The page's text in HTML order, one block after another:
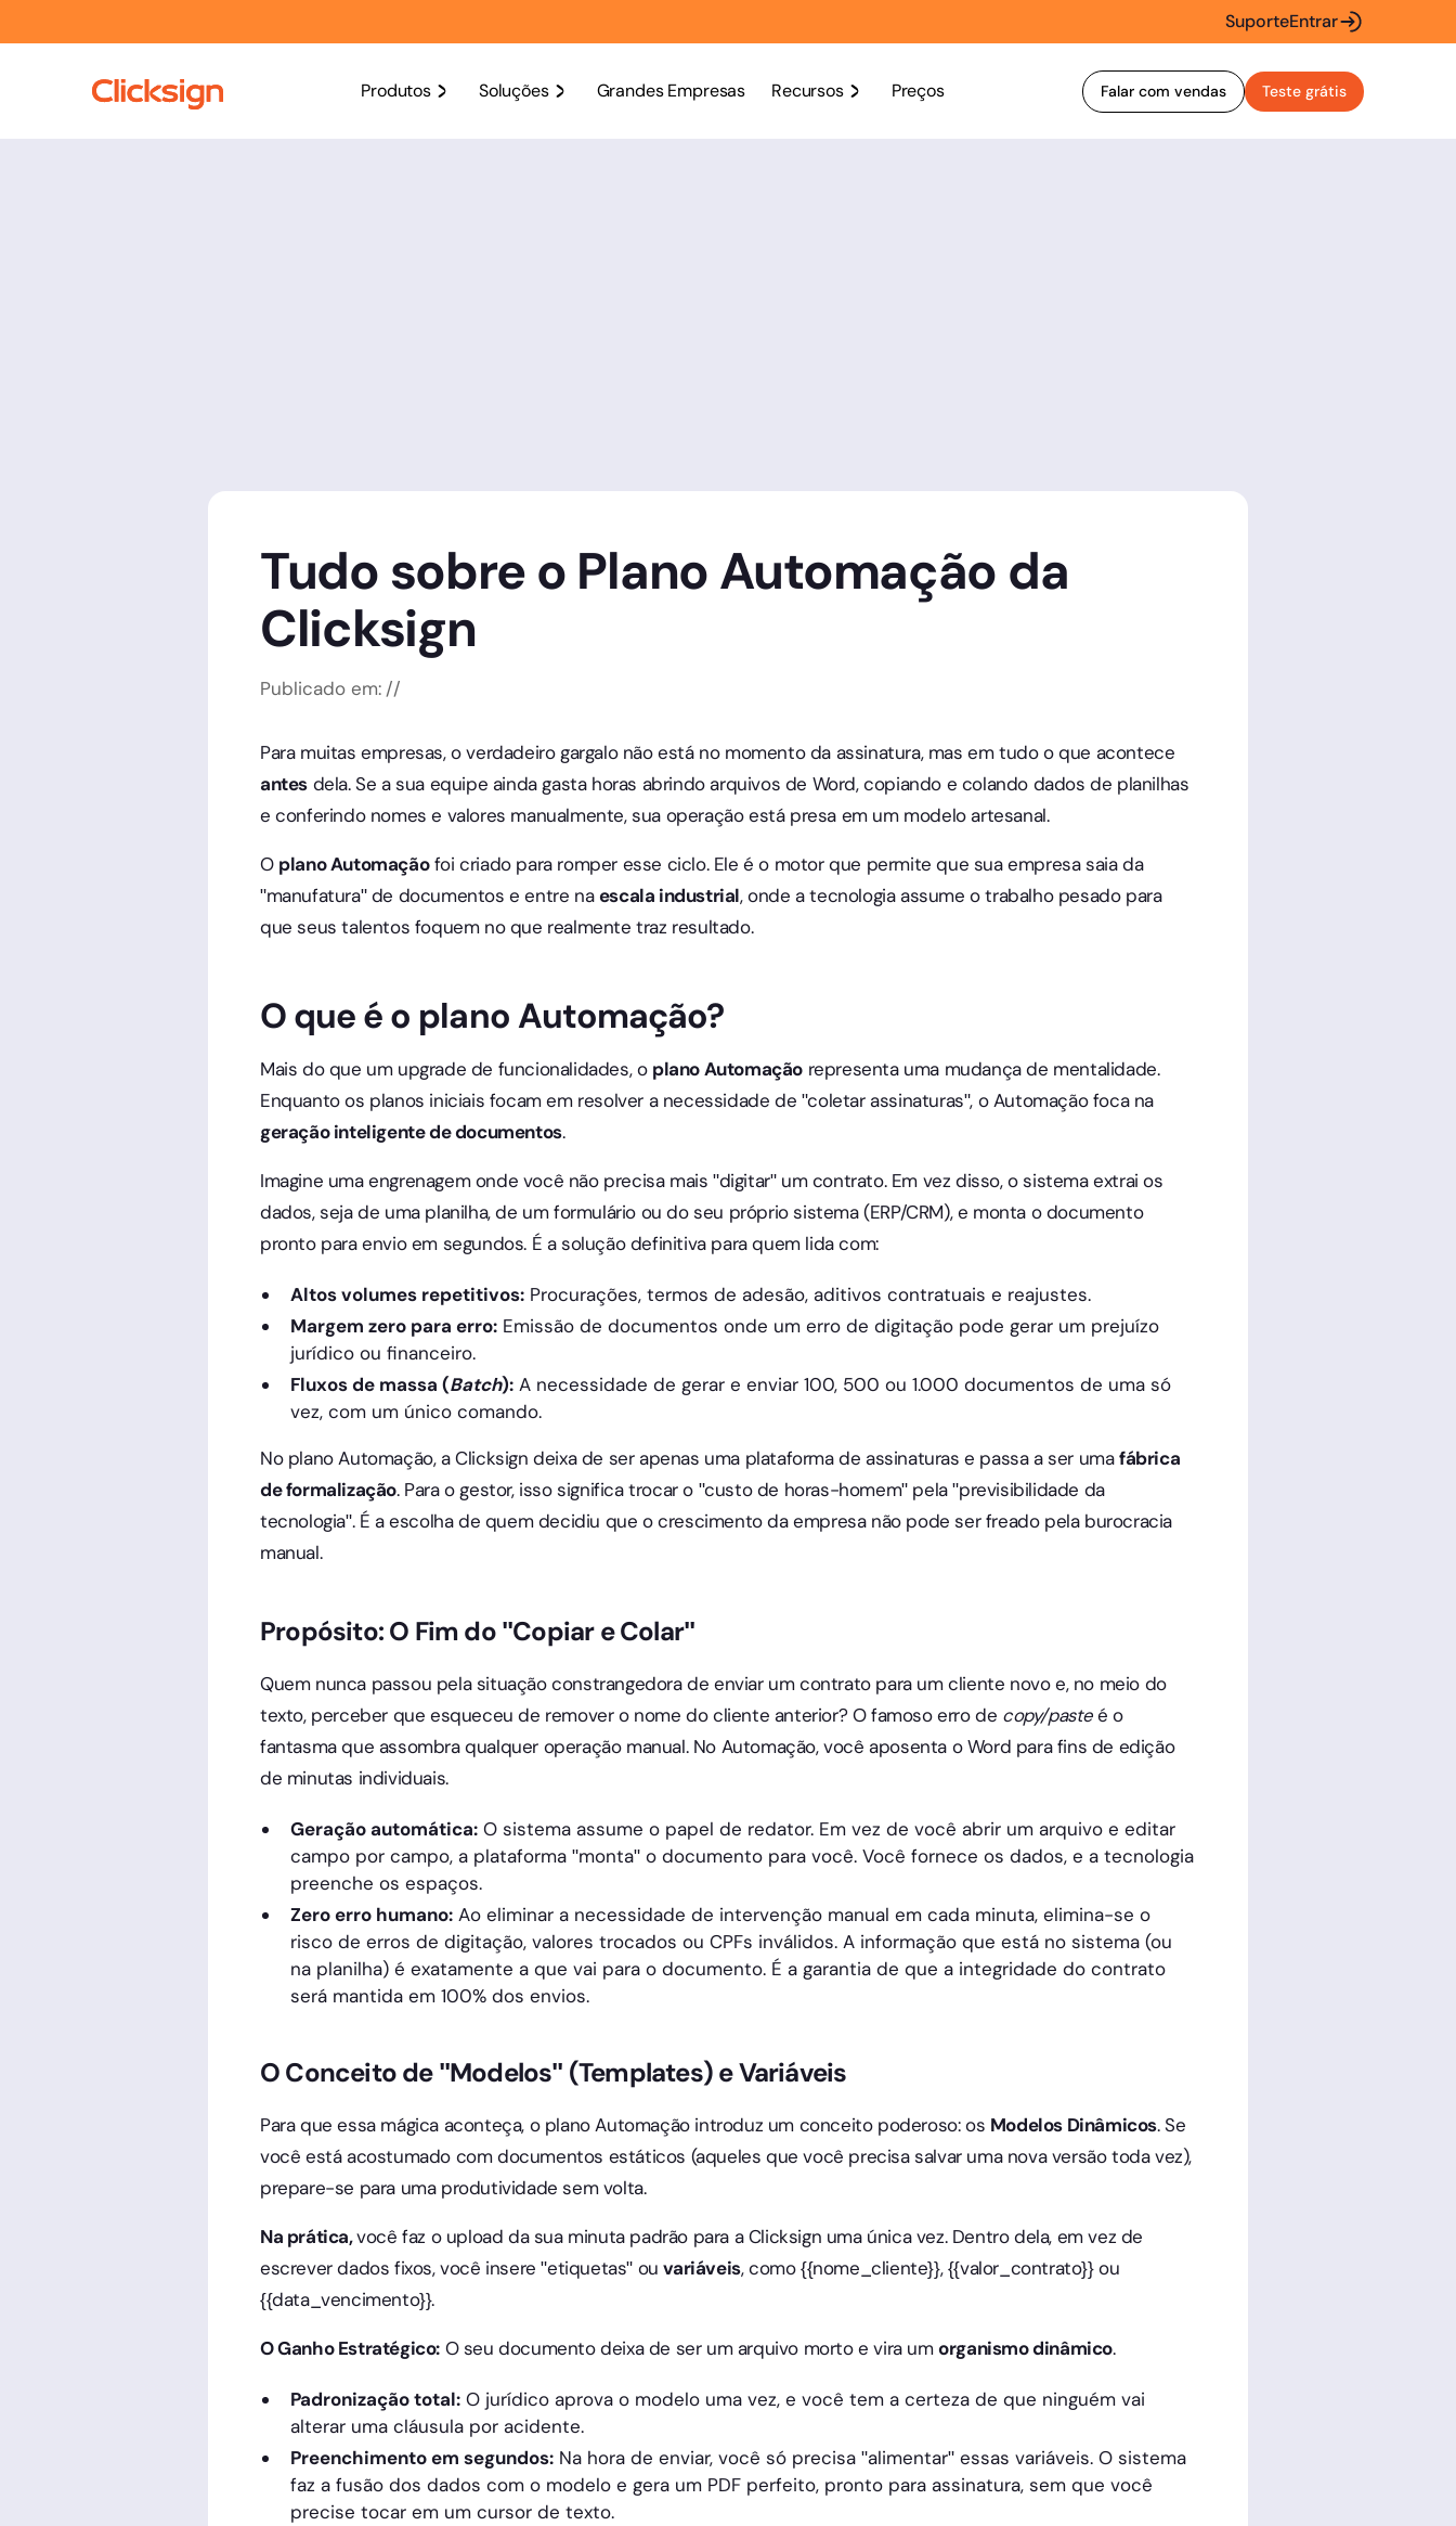
SuporteEntrar
Produtos Soluções Grandes Empresas Recursos Preços Falar com vendas Teste grátis
Tudo sobre o Plano Automação da
Clicksign
Publicado em: //
Para muitas empresas, o verdadeiro gargalo não está no momento da assinatura, mas em tudo o que acontece
antes dela. Se a sua equipe ainda gasta horas abrindo arquivos de Word, copiando e colando dados de planilhas
e conferindo nomes e valores manualmente, sua operação está presa em um modelo artesanal.
O plano Automaçãofoi criado para romper esse ciclo. Ele é o motor que permite que sua empresa saia da
"manufatura" de documentos e entre naescala industrial, onde a tecnologia assume o trabalho pesado para
que seus talentos foquem no que realmente traz resultado.
O que é o plano Automação?
Mais do que um upgrade de funcionalidades, o plano Automação representa uma mudança de mentalidade.
Enquanto os planos iniciais focam em resolver a necessidade de "coletar assinaturas", o Automação foca na
geração inteligente de documentos.
Imagine uma engrenagem onde você não precisa mais "digitar" um contrato. Em vez disso, o sistema extrai os
dados, seja de uma planilha, de um formulário ou do seu próprio sistema (ERP/CRM), e monta o documento
pronto para envio em segundos. É a solução definitiva para quem lida com:
Altos volumes repetitivos: Procurações, termos de adesão, aditivos contratuais e reajustes.
Margem zero para erro: Emissão de documentos onde um erro de digitação pode gerar um prejuízo
jurídico ou financeiro.
Fluxos de massa (Batch): A necessidade de gerar e enviar 100, 500 ou 1.000 documentos de uma só
vez, com um único comando.
No plano Automação, a Clicksign deixa de ser apenas uma plataforma de assinaturas e passa a ser umafábrica
de formalização. Para o gestor, isso significa trocar o "custo de horas-homem" pela "previsibilidade da
tecnologia". É a escolha de quem decidiu que o crescimento da empresa não pode ser freado pela burocracia
manual.
Propósito: O Fim do "Copiar e Colar"
Quem nunca passou pela situação constrangedora de enviar um contrato para um cliente novo e, no meio do
texto, perceber que esqueceu de remover o nome do cliente anterior? O famoso erro de copy/pasteé o
fantasma que assombra qualquer operação manual. No Automação, você aposenta o Word para fins de edição
de minutas individuais.
Geração automática: O sistema assume o papel de redator. Em vez de você abrir um arquivo e editar
campo por campo, a plataforma "monta" o documento para você. Você fornece os dados, e a tecnologia
preenche os espaços.
Zero erro humano: Ao eliminar a necessidade de intervenção manual em cada minuta, elimina-se o
risco de erros de digitação, valores trocados ou CPFs inválidos. A informação que está no sistema (ou
na planilha) é exatamente a que vai para o documento. É a garantia de que a integridade do contrato
será mantida em 100% dos envios.
O Conceito de "Modelos" (Templates) e Variáveis
Para que essa mágica aconteça, o plano Automação introduz um conceito poderoso: os Modelos Dinâmicos. Se
você está acostumado com documentos estáticos (aqueles que você precisa salvar uma nova versão toda vez),
prepare-se para uma produtividade sem volta.
Na prática,você faz o upload da sua minuta padrão para a Clicksign uma única vez. Dentro dela, em vez de
escrever dados fixos, você insere "etiquetas" ouvariáveis, como {{nome_cliente}}, {{valor_contrato}} ou
{{data_vencimento}}.
O Ganho Estratégico: O seu documento deixa de ser um arquivo morto e vira umorganismo dinâmico.
Padronização total: O jurídico aprova o modelo uma vez, e você tem a certeza de que ninguém vai
alterar uma cláusula por acidente.
Preenchimento em segundos: Na hora de enviar, você só precisa "alimentar" essas variáveis. O sistema
faz a fusão dos dados com o modelo e gera um PDF perfeito, pronto para assinatura, sem que você
precise tocar em um cursor de texto.